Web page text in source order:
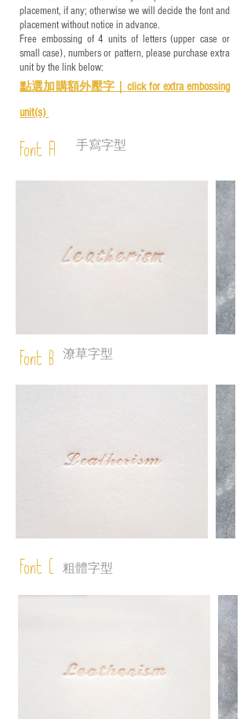
placement, if any; otherwise we will decide the font and
placement without notice in advance.
Free embossing of 4 units of letters (upper case or
small case), numbers or pattern, please purchase extra
unit by the link below:
點選加購額外壓字｜ click for extra embossing
unit(s)
Font A 手寫字型
Font B 潦草字型
Font C 粗體字型